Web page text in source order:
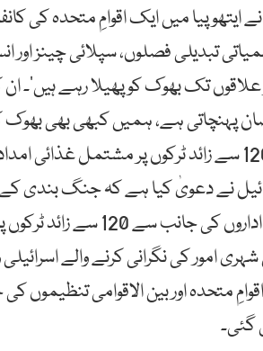
ایتھوپیا میں ایک اقوامِ متحدہ
تبدیلی فصلوں، سپلائی چینز اور
تک بھوک کو پھیلا رہے ہیں‘۔
پہنچاتی ہے، ہمیں کبھی بھی
کرنا چاہیے‘۔ غزہ میں 120 سے زائد ٹرکوں پر
نے دعویٰ کیا ہے کہ جنگ بندی
اقوامِ متحدہ اور امدادی
امور کی نگرانی کرنے والے
گئی۔